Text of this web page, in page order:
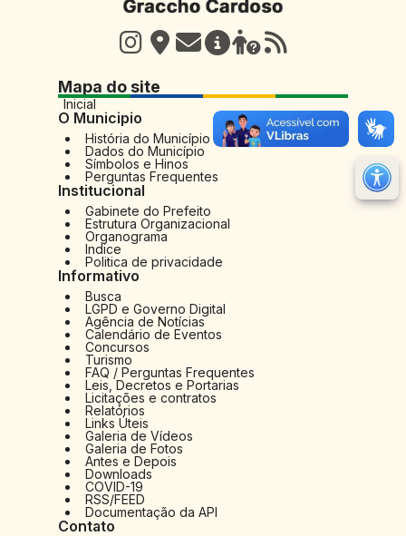
Ir
Mapa do site
Inicial
O Municipio
História do Município
Dados do Município
Símbolos e Hinos
Perguntas Frequentes
Institucional
Gabinete do Prefeito
Estrutura Organizacional
Organograma
Indice
Politica de privacidade
Informativo
Busca
LGPD e Governo Digital
Agência de Notícias
Calendário de Eventos
Concursos
Turismo
FAQ / Perguntas Frequentes
Leis, Decretos e Portarias
Licitações e contratos
Relatórios
Links Úteis
Galeria de Vídeos
Galeria de Fotos
Antes e Depois
Downloads
COVID-19
RSS/FEED
Documentação da API
Contato